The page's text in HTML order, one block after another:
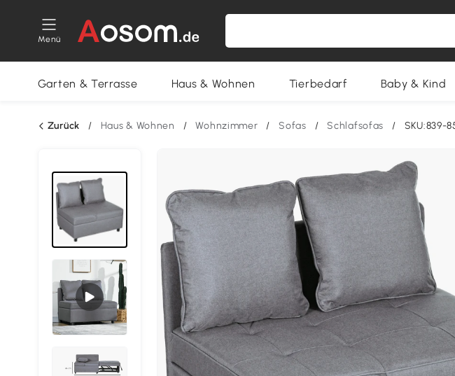
Menü
Garten & Terrasse Haus & Wohnen Tierbedarf Baby & Kind
Zurück / Haus & Wohnen / Wohnzimmer / Sofas / Schlafsofas / SKU:839-